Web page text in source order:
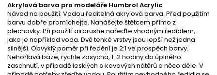
Akrylová barva pro modeláře Humbrol Acrylic
Návod na použití: Vodou ředitelná akrylová barva. Před použitím
barvu dobře promíchejte. Nanášejte štětcem přímo z
plechovky. Při použití airbrushe nařeďte vhodným ředidlem,
jako je například voda. Dvě tenké vrstvy jsou lepší než jedna
silnější. Obvyklý poměr při ředění je 2:1 ve prospěch barvy.
Nehořlavá báze, rychle zasychá, 1-2 hodiny do úplného
zaschnutí, v případě lesklých a kovových nátěrů o něco déle. V